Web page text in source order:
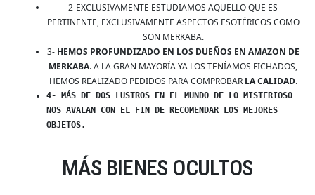
2-EXCLUSIVAMENTE ESTUDIAMOS AQUELLO QUE ES
PERTINENTE, EXCLUSIVAMENTE ASPECTOS ESOTÉRICOS COMO
SON MERKABA.
3- HEMOS PROFUNDIZADO EN LOS DUEÑOS EN AMAZON DE
MERKABA. A LA GRAN MAYORÍA YA LOS TENÍAMOS FICHADOS,
HEMOS REALIZADO PEDIDOS PARA COMPROBAR LA CALIDAD.
4- MÁS DE DOS LUSTROS EN EL MUNDO DE LO MISTERIOSO
NOS AVALAN CON EL FIN DE RECOMENDAR LOS MEJORES
OBJETOS.
MÁS BIENES OCULTOS